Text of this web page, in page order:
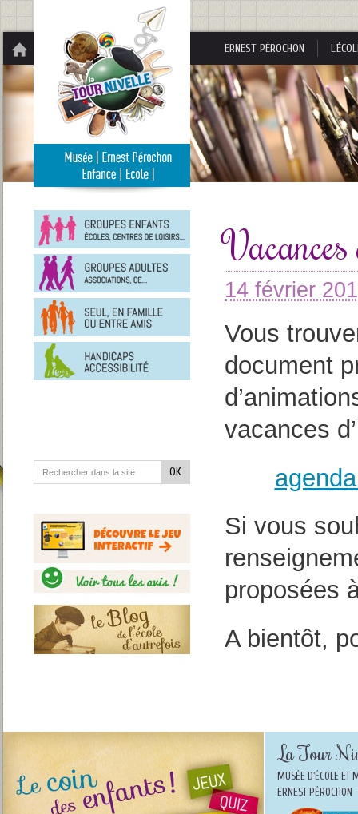
ERNEST PÉROCHON
Groupes
adultes
entre
situation
de
handicap
14 février
Vous
document
vacances
Si vous
proposées
A bientôt,
La Tour
MUSÉE D'ÉCOLE ET
ERNEST